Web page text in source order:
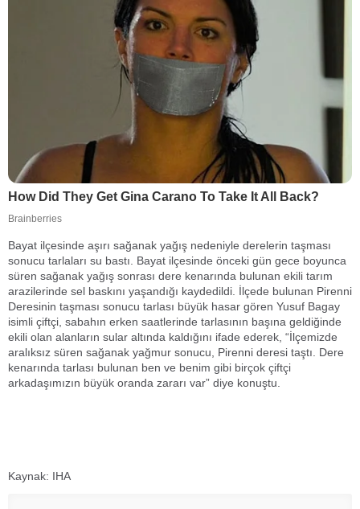
Bayat ilçesinde aşırı sağanak yağış nedeniyle derelerin taşması
sonucu tarlaları su bastı. Bayat ilçesinde önceki gün gece boyunca
süren sağanak yağış sonrası dere kenarında bulunan ekili tarım
arazilerinde sel baskını yaşandığı kaydedildi. İlçede bulunan Pirenni
Deresinin taşması sonucu tarlası büyük hasar gören Yusuf Bagay
isimli çiftçi, sabahın erken saatlerinde tarlasının başına geldiğinde
ekili olan alanların sular altında kaldığını ifade ederek, “İlçemizde
aralıksız süren sağanak yağmur sonucu, Pirenni deresi taştı. Dere
kenarında tarlası bulunan ben ve benim gibi birçok çiftçi
arkadaşımızın büyük oranda zararı var” diye konuştu.
Kaynak: IHA